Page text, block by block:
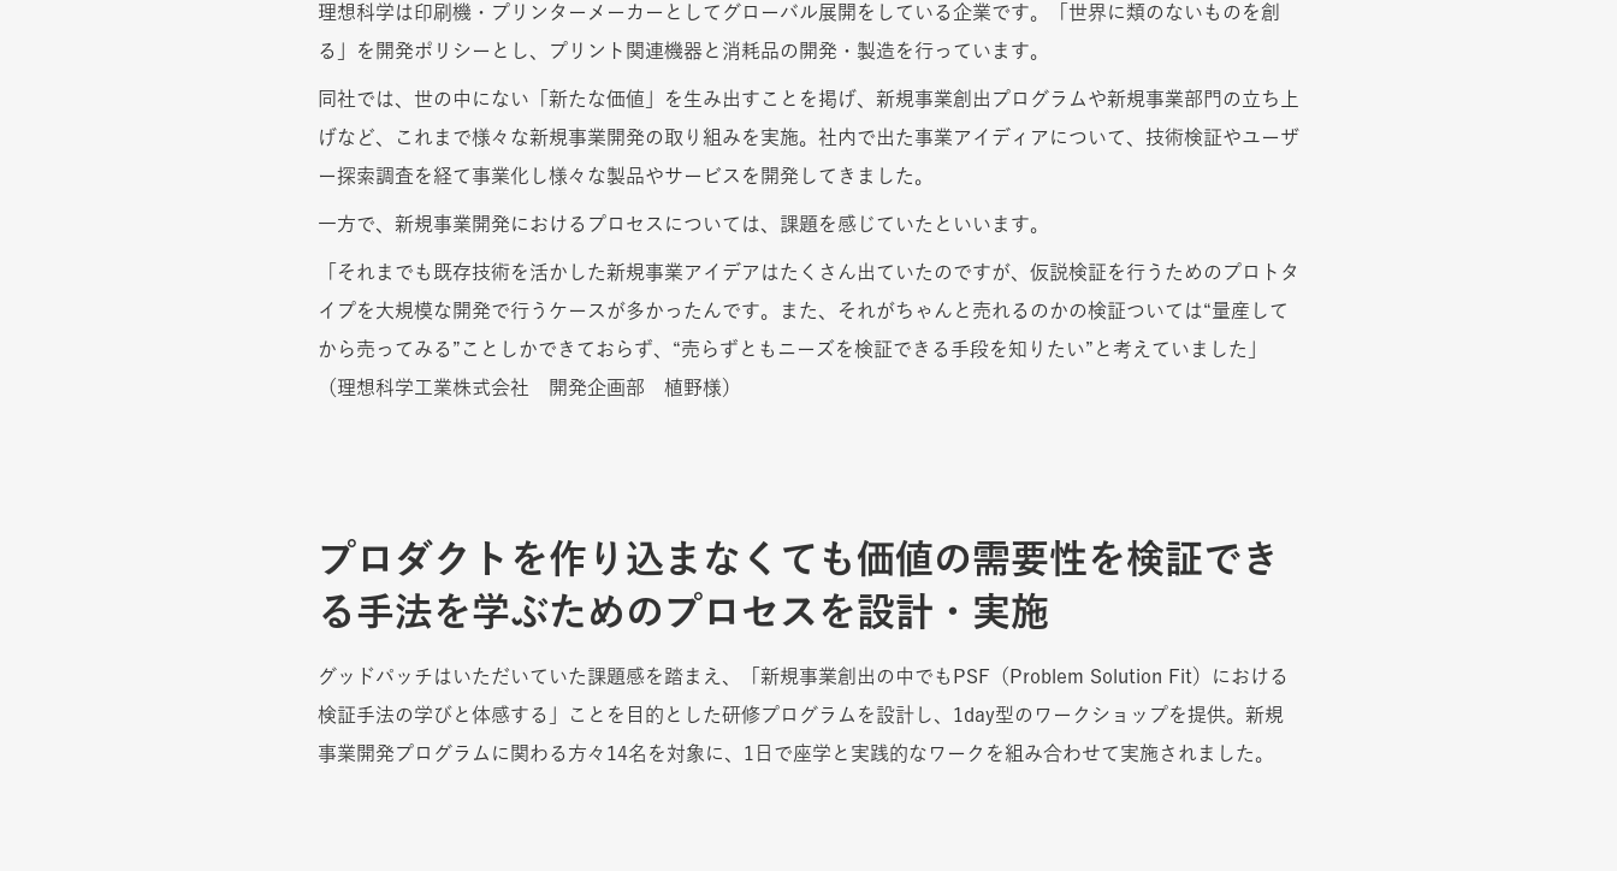
理想科学は印刷機・プリンターメーカーとしてグローバル展開をしている企業です。「世界に類のないものを創
る」を開発ポリシーとし、プリント関連機器と消耗品の開発・製造を行っています。
同社では、世の中にない「新たな価値」を生み出すことを掲げ、新規事業創出プログラムや新規事業部門の立ち上
げなど、これまで様々な新規事業開発の取り組みを実施。社内で出た事業アイディアについて、技術検証やユーザ
ー探索調査を経て事業化し様々な製品やサービスを開発してきました。
一方で、新規事業開発におけるプロセスについては、課題を感じていたといいます。
「それまでも既存技術を活かした新規事業アイデアはたくさん出ていたのですが、仮説検証を行うためのプロトタ
イプを大規模な開発で行うケースが多かったんです。また、それがちゃんと売れるのかの検証ついては“量産して
から売ってみる”ことしかできておらず、“売らずともニーズを検証できる手段を知りたい”と考えていました」
（理想科学工業株式会社 開発企画部 植野様）
プロダクトを作り込まなくても価値の需要性を検証でき
る手法を学ぶためのプロセスを設計・実施
グッドパッチはいただいていた課題感を踏まえ、「新規事業創出の中でもPSF（Problem Solution Fit）における
検証手法の学びと体感する」ことを目的とした研修プログラムを設計し、1day型のワークショップを提供。新規
事業開発プログラムに関わる方々14名を対象に、1日で座学と実践的なワークを組み合わせて実施されました。